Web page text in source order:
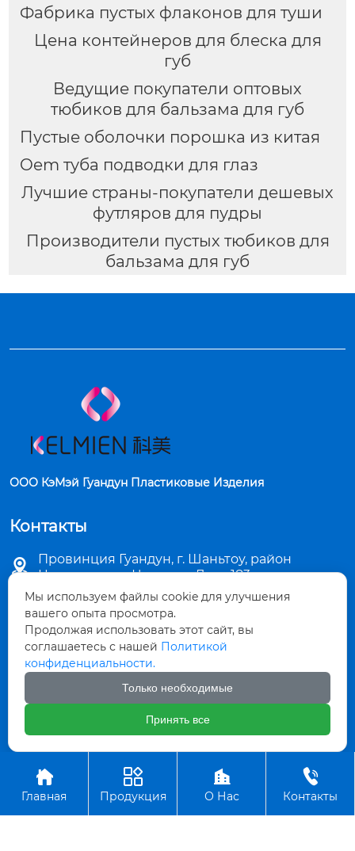
Фабрика пустых флаконов для туши
Цена контейнеров для блеска для
губ
Ведущие покупатели оптовых
тюбиков для бальзама для губ
Пустые оболочки порошка из китая
Oem туба подводки для глаз
Лучшие страны-покупатели дешевых
футляров для пудры
Производители пустых тюбиков для
бальзама для губ
ООО КэМэй Гуандун Пластиковые Изделия
Контакты

Провинция Гуандун, г. Шаньтоу, район
Цзиньпин, ул. Чаошань Лу, д. 183
 sales5@stkemei.com
 +86-754-82124723
+86-754-82486723
Авторское право©ООО КэМэй Гуандун Пластиковые Изделия

Главная

Продукция

О Нас

Контакты
Мы используем файлы cookie для улучшения
вашего опыта просмотра.
Продолжая использовать этот сайт, вы
соглашаетесь с нашей Политикой
конфиденциальности.
Только необходимые
Принять все